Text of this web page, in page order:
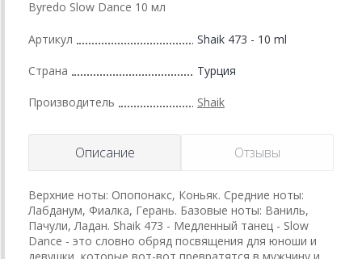
Byredo Slow Dance 10 мл
Артикул Shaik 473 - 10 ml
Страна Турция
Производитель Shaik
Описание Отзывы
Верхние ноты: Опопонакс, Коньяк. Средние ноты:
Лабданум, Фиалка, Герань. Базовые ноты: Ваниль,
Пачули, Ладан. Shaik 473 - Медленный танец - Slow
Dance - это словно обряд посвящения для юноши и
девушки, которые вот-вот превратятся в мужчину и